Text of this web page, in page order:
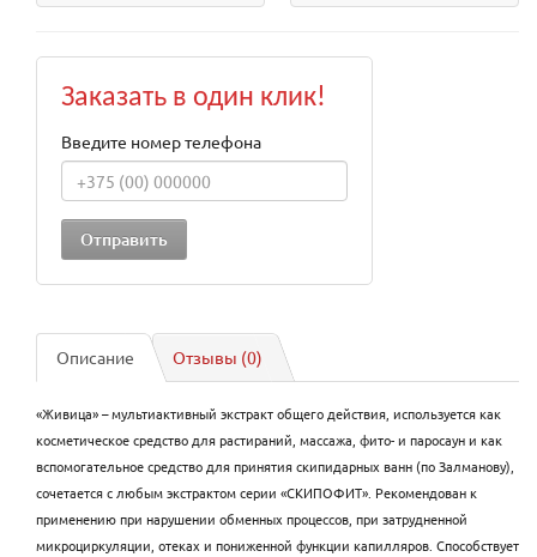
Заказать в один клик!
Введите номер телефона
Описание Отзывы (0)
«Живица» – мультиактивный экстракт общего действия, используется как
косметическое средство для растираний, массажа, фито- и паросаун и как
вспомогательное средство для принятия скипидарных ванн (по Залманову),
сочетается с любым экстрактом серии «СКИПОФИТ». Рекомендован к
применению при нарушении обменных процессов, при затрудненной
микроциркуляции, отеках и пониженной функции капилляров. Способствует